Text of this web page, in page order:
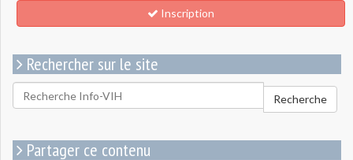
Inscription
Rechercher sur le site
Rechercher
pour
Recherche
Partager ce contenu